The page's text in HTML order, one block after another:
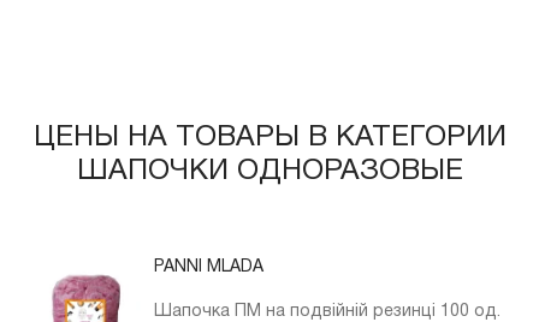
ЦЕНЫ НА ТОВАРЫ В КАТЕГОРИИ
ШАПОЧКИ ОДНОРАЗОВЫЕ
PANNI MLADA
Шапочка ПМ на подвійній резинці 100 од.